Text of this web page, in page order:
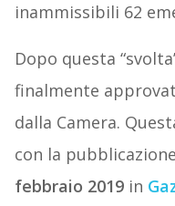
inammissibili 62
Dopo questa
finalmente
dalla Camera.
con la
febbraio 2019in